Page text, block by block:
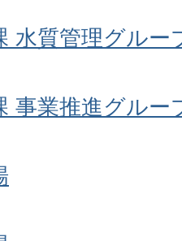
水質管理グルー
事業推進グルー